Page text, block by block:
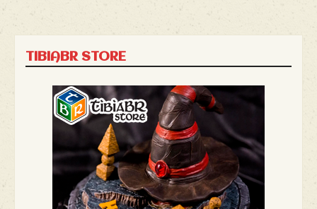
TIBIABR STORE